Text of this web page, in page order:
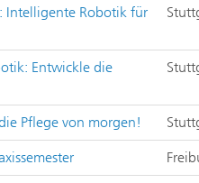
Intelligente Robotik für
Entwickle die
Pflege von morgen!